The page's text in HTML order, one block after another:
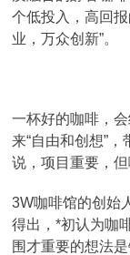
个低投入，高回
业，万众创新”。
一杯好的咖啡，
来“自由和创想”
说，项目重要，但
3W咖啡馆的创始
得出，*初认为咖
围才重要的想法